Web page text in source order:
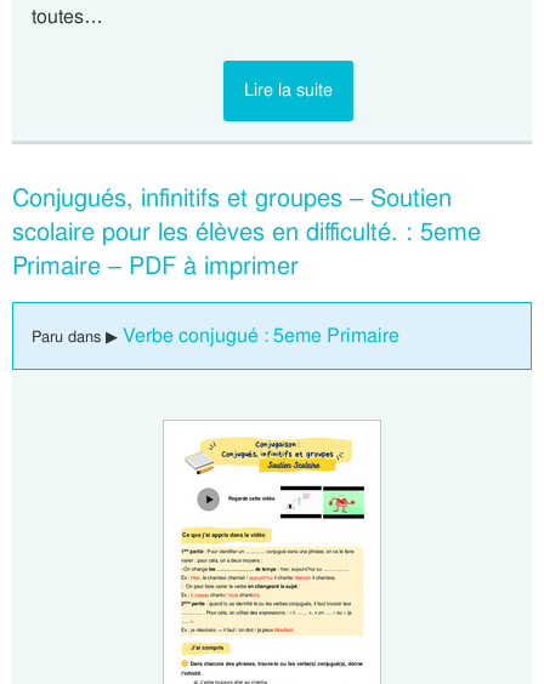
toutes…
Lire la suite
Conjugués, infinitifs et groupes – Soutien
scolaire pour les élèves en difficulté. : 5eme
Primaire – PDF à imprimer
Paru dans ▶ Verbe conjugué : 5eme Primaire